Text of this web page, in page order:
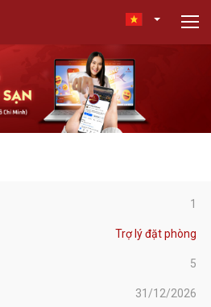
1
Trợ lý đặt phòng
5
31/12/2026